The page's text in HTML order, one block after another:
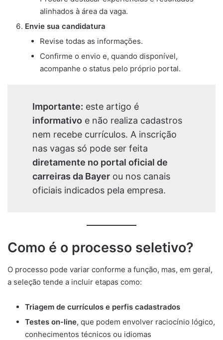
alinhados à área da vaga.
Envie sua candidatura
Revise todas as informações.
Confirme o envio e, quando disponível,
acompanhe o status pelo próprio portal.
Importante: este artigo é
informativo e não realiza cadastros
nem recebe currículos. A inscrição
nas vagas só pode ser feita
diretamente no portal oficial de
carreiras da Bayer ou nos canais
oficiais indicados pela empresa.
Como é o processo seletivo?
O processo pode variar conforme a função, mas, em geral,
a seleção tende a incluir etapas como:
Triagem de currículos e perfis cadastrados
Testes on-line, que podem envolver raciocínio lógico,
conhecimentos técnicos ou idiomas